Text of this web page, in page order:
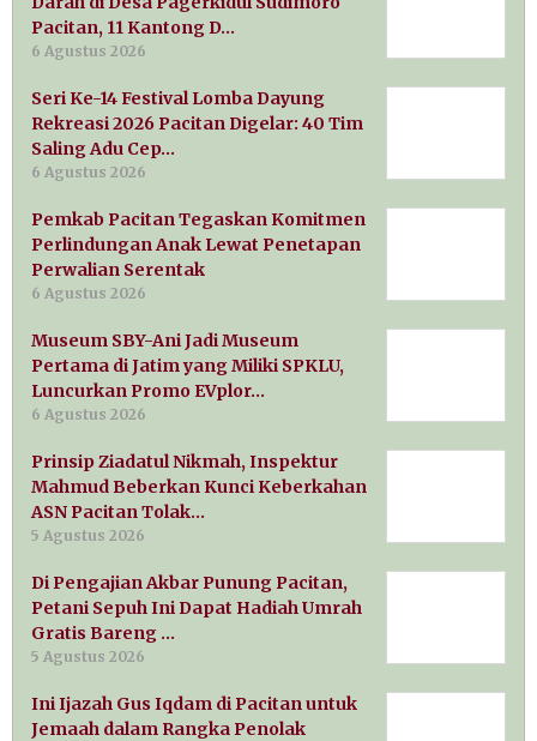
Pacitan, 11 Kantong D…
6 Agustus 2026
Seri Ke-14 Festival Lomba Dayung
Rekreasi 2026 Pacitan Digelar: 40 Tim
Saling Adu Cep…
6 Agustus 2026
Pemkab Pacitan Tegaskan Komitmen
Perlindungan Anak Lewat Penetapan
Perwalian Serentak
6 Agustus 2026
Museum SBY-Ani Jadi Museum
Pertama di Jatim yang Miliki SPKLU,
Luncurkan Promo EVplor…
6 Agustus 2026
Prinsip Ziadatul Nikmah, Inspektur
Mahmud Beberkan Kunci Keberkahan
ASN Pacitan Tolak…
5 Agustus 2026
Di Pengajian Akbar Punung Pacitan,
Petani Sepuh Ini Dapat Hadiah Umrah
Gratis Bareng …
5 Agustus 2026
Ini Ijazah Gus Iqdam di Pacitan untuk
Jemaah dalam Rangka Penolak